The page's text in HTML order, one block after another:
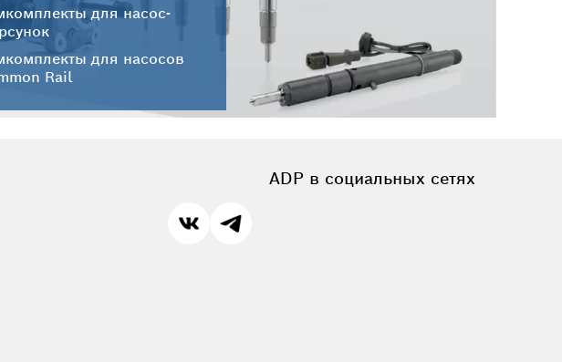
для насос-
для насосов
Rail
ADP в социальных сетях